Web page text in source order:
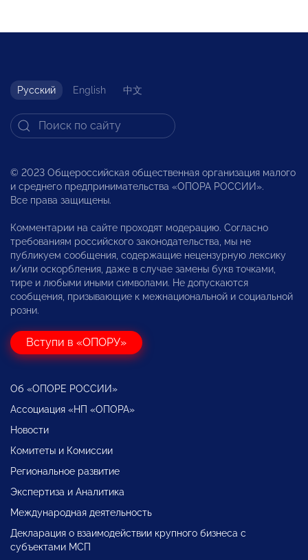
Русский English 中文
© 2023 Общероссийская общественная организация малого
и среднего предпринимательства «ОПОРА РОССИИ».
Все права защищены.
Комментарии на сайте проходят модерацию. Согласно
требованиям российского законодательства, мы не
публикуем сообщения, содержащие нецензурную лексику
и/или оскорбления, даже в случае замены букв точками,
тире и любыми иными символами. Не допускаются
сообщения, призывающие к межнациональной и социальной
розни.
Вступи в «ОПОРУ»
Об «ОПОРЕ РОССИИ»
Ассоциация «НП «ОПОРА»
Новости
Комитеты и Комиссии
Региональное развитие
Экспертиза и Аналитика
Международная деятельность
Декларация о взаимодействии крупного бизнеса с
субъектами МСП